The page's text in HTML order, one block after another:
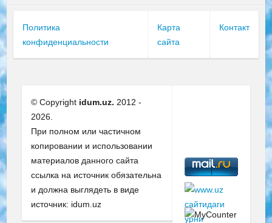
Политика
конфиденциальности
Карта
сайта
Контакт
© Copyright idum.uz. 2012 -
2026.
При полном или частичном
копировании и использовании
материалов данного сайта
ссылка на источник обязательна
и должна выглядеть в виде
источник: idum.uz